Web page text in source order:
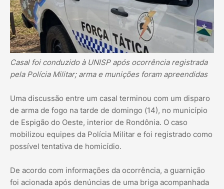
Casal foi conduzido à UNISP após ocorrência registrada
pela Polícia Militar; arma e munições foram apreendidas
Uma discussão entre um casal terminou com um disparo
de arma de fogo na tarde de domingo (14), no município
de Espigão do Oeste, interior de Rondônia. O caso
mobilizou equipes da Polícia Militar e foi registrado como
possível tentativa de homicídio.
De acordo com informações da ocorrência, a guarnição
foi acionada após denúncias de uma briga acompanhada